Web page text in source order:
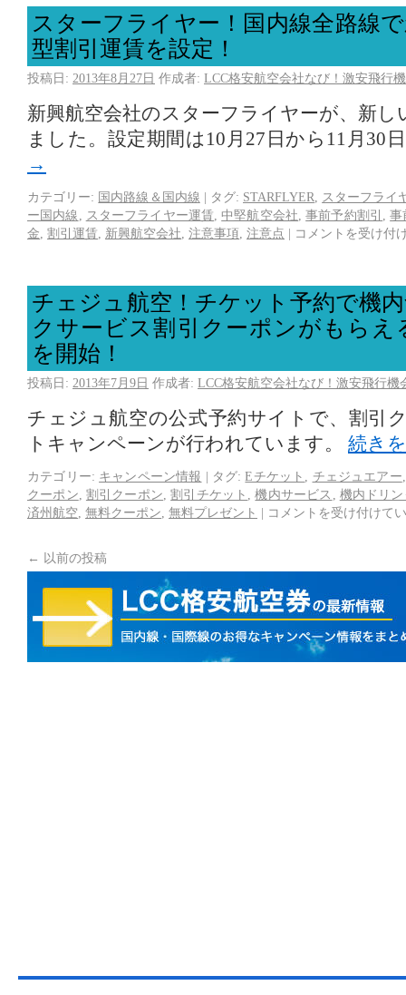
スターフライヤー！国内線全路線
型割引運賃を設定！
投稿日: 2013年8月27日 作成者: LCC格安航空会社なび！激安飛行
新興航空会社のスターフライヤーが、新し
ました。設定期間は10月27日から11月30
→
カテゴリー: 国内路線＆国内線 | タグ: STARFLYER
スターフライ
ー国内線
スターフライヤー運賃 ,中堅航空会社 ,事前予約割引 ,事
金 割引運賃 新興航空会社 注意事項 注意点 | コメントを受け付
チェジュ航空！チケット予約で機
クサービス割引クーポンがもらえ
を開始！
投稿日: 2013年7月9日 作成者: LCC格安航空会社なび！激安飛行機
チェジュ航空の公式予約サイトで、割引
トキャンペーンが行われています。 続き
カテゴリー: キャンペーン情報 | タグ: Eチケット チェジュエアー
クーポン 割引クーポン ,割引チケット ,機内サービス
機内ドリ
済州航空 無料クーポン 無料プレゼント | コメントを受け付けて
← 以前の投稿